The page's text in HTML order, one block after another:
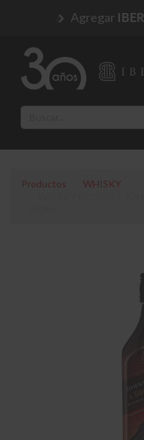
Agregar IBER
Productos
WHISKY